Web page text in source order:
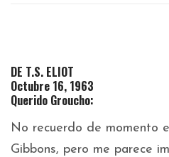
DE T.S. ELIOT
Octubre 16, 1963
Querido Groucho:
No recuerdo de momento
Gibbons, pero me parece